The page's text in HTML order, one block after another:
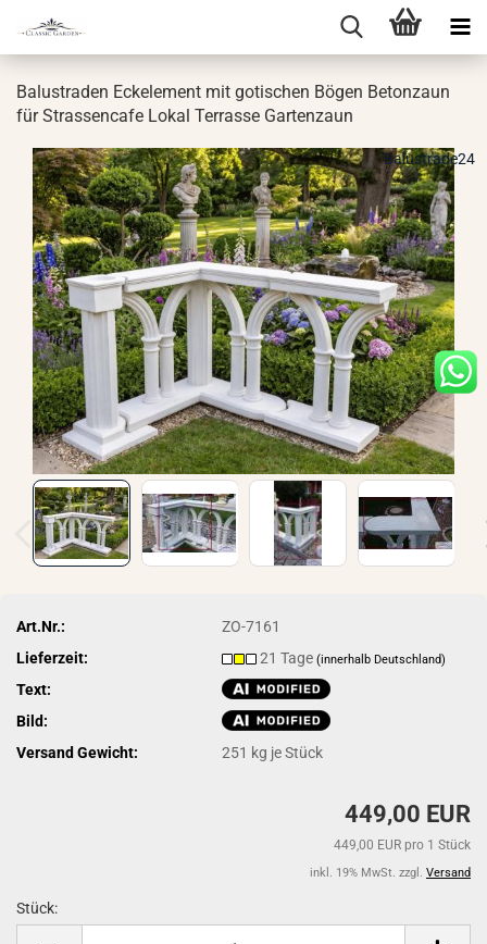
Ba­lus­tra­den Eck­ele­ment mit go­ti­schen Bögen Be­ton­zaun
für Stras­sen­ca­fe Lokal Ter­ras­se Gar­ten­zaun
Balustrade24
Art.Nr.:
ZO-7161
Lieferzeit:
21 Tage(innerhalb Deutschland)
Text:
Bild:
Versand Gewicht:
251 kg je Stück
449,00 EUR
449,00 EUR pro 1 Stück
inkl. 19% MwSt. zzgl. Versand
Stück: